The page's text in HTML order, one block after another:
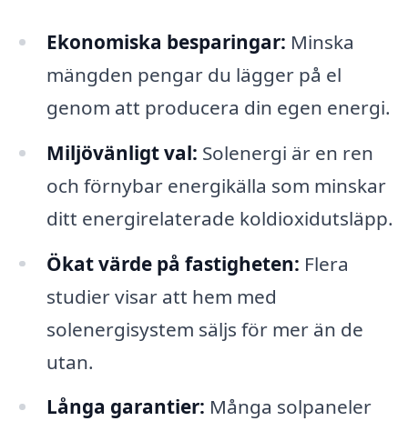
Ekonomiska besparingar: Minska
mängden pengar du lägger på el
genom att producera din egen energi.
Miljövänligt val: Solenergi är en ren
och förnybar energikälla som minskar
ditt energirelaterade koldioxidutsläpp.
Ökat värde på fastigheten: Flera
studier visar att hem med
solenergisystem säljs för mer än de
utan.
Långa garantier: Många solpaneler